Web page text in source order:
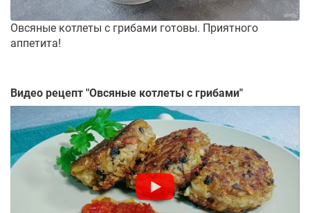
Овсяные котлеты с грибами готовы. Приятного
аппетита!
Видео рецепт "Овсяные котлеты с грибами"